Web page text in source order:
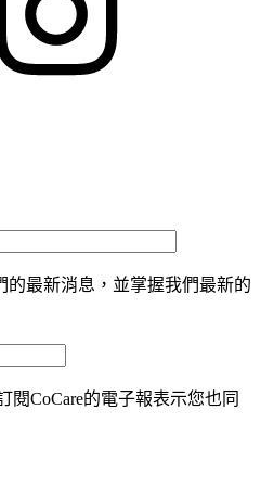
最新消息，並掌握我們最新的
閱CoCare的電子報表示您也同